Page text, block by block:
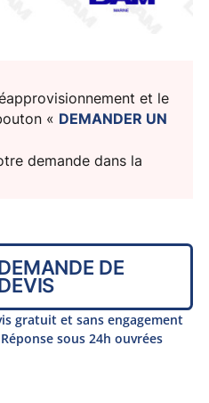
et le
« DEMANDER UN
demande dans la
DE
gratuit et sans engagement
Réponse sous 24h ouvrées